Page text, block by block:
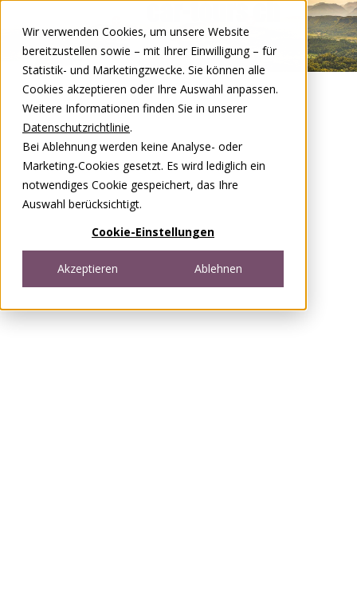
Wir verwenden Cookies, um unsere Website
bereitzustellen sowie – mit Ihrer Einwilligung – für
Statistik- und Marketingzwecke. Sie können alle
Cookies akzeptieren oder Ihre Auswahl anpassen.
Weitere Informationen finden Sie in unserer
Datenschutzrichtlinie.
Bei Ablehnung werden keine Analyse- oder
Marketing-Cookies gesetzt. Es wird lediglich ein
notwendiges Cookie gespeichert, das Ihre
Auswahl berücksichtigt.
Cookie-Einstellungen
Akzeptieren Ablehnen
DEFR
Open menu